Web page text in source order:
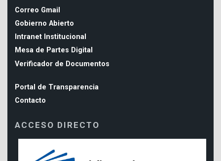
Correo Gmail
Gobierno Abierto
Intranet Institucional
Mesa de Partes Digital
Verificador de Documentos
Portal de Transparencia
Contacto
ACCESO DIRECTO